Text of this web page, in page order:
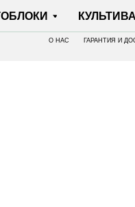
КУЛЬТИВАТОРЫ